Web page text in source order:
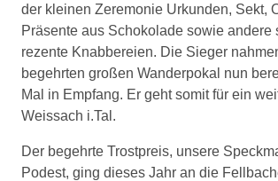
der kleinen Zeremonie Urkunden, Sekt,
Präsente aus Schokolade sowie andere
rezente Knabbereien. Die Sieger
begehrten großen Wanderpokal nun
Mal in Empfang. Er geht somit für ein
Weissach i.Tal.
Der begehrte Trostpreis, unsere
Podest, ging dieses Jahr an die